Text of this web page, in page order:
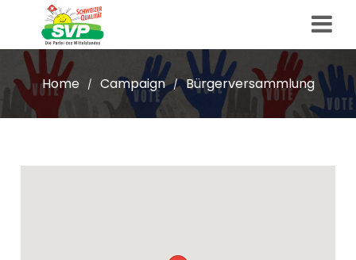
Home / Campaign / Bürgerversammlung